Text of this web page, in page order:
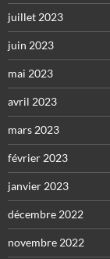
juillet 2023
juin 2023
mai 2023
avril 2023
mars 2023
février 2023
janvier 2023
décembre 2022
novembre 2022